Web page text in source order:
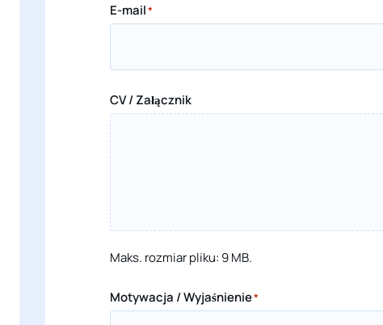
E-mail*
CV / Załącznik
Maks. rozmiar pliku: 9 MB.
Motywacja / Wyjaśnienie*